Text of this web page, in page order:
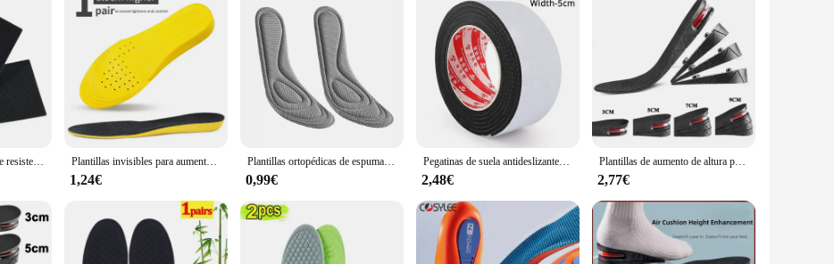
needs of your clientele. With a focus on quality and design, these shoes are sure to be a hit with shoppers looking for a blend of style
customers with a footwear option that combines fashion with functionality, ensuring satisfaction and repeat business.
Alfombrilla antideslizante resistente al desgaste para zapatos, Pegatina autoadhesiva para antepié, tacón alto, Protector de suela, almohadillas de goma, cojín, 2/10 piezas Plantillas invisibles para aumento de altura para hombres y mujeres, almohadilla de suela de zapatos amarilla, absorción de impactos transpirable, cojín para el cuidado de los pies
1,24€
Plantillas ortopédicas de espuma viscoelástica para zapatos, plantilla de desodorización Nano antibacteriana, cojín para correr con absorción de sudor, 4 Uds.
0,99€
Pegatinas de suela antideslizantes, Protector de suela de talón sin adhesivo, plantillas de cojín silencioso para parte inferior de zapato, reparación de suelas portátiles, almohadillas para zapatos
2,48€
Plantillas de aumento de altura para hombres y mujeres, plantilla Invisible Variable, almohadilla de soporte de corte ajustable, almohadilla de elevación de cojín de zapatos de aire, 3-9cm
2,77€